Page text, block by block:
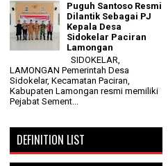
Puguh Santoso Resmi
Dilantik Sebagai PJ
Kepala Desa
Sidokelar Paciran
Lamongan
SIDOKELAR,
LAMONGAN Pemerintah Desa
Sidokelar, Kecamatan Paciran,
Kabupaten Lamongan resmi memiliki
Pejabat Sement...
DEFINITION LIST